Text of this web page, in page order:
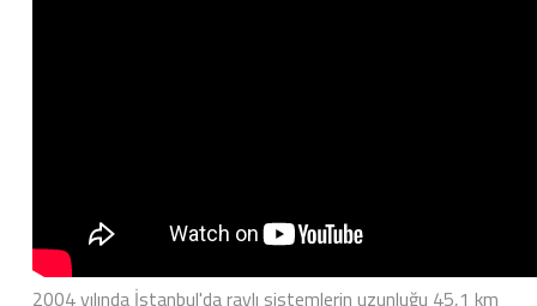
2004 yılında İstanbul'da raylı sistemlerin uzunluğu 45,1 km